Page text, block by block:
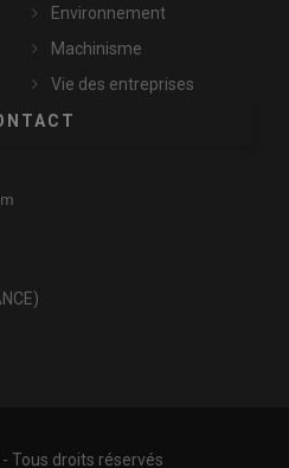
Environnement
Machinisme
Vie des entreprises
Tous droits réservés